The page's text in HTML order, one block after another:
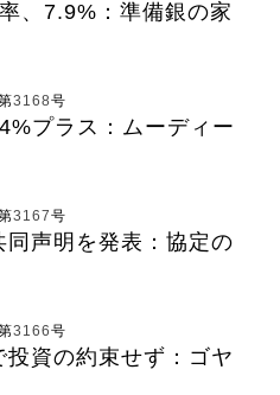
、7.9%：準備銀の家
3168号
プラス：ムーディー
3167号
声明を発表：協定の
3166号
資の約束せず：ゴヤ